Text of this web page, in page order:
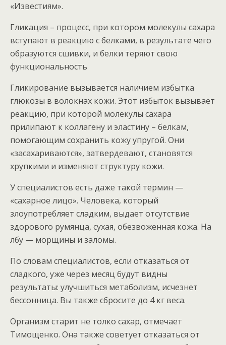
«Известиям».
Гликация – процесс, при котором молекулы сахара
вступают в реакцию с белками, в результате чего
образуются сшивки, и белки теряют свою
функциональность
Гликирование вызывается наличием избытка
глюкозы в волокнах кожи. Этот избыток вызывает
реакцию, при которой молекулы сахара
прилипают к коллагену и эластину – белкам,
помогающим сохранить кожу упругой. Они
«засахариваются», затвердевают, становятся
хрупкими и изменяют структуру кожи.
У специалистов есть даже такой термин —
«сахарное лицо». Человека, который
злоупотребляет сладким, выдает отсутствие
здорового румянца, сухая, обезвоженная кожа. На
лбу — морщины и заломы.
По словам специалистов, если отказаться от
сладкого, уже через месяц будут видны
результаты: улучшиться метаболизм, исчезнет
бессонница. Вы также сбросите до 4 кг веса.
Организм старит не толко сахар, отмечает
Тимощенко. Она также советует отказаться от